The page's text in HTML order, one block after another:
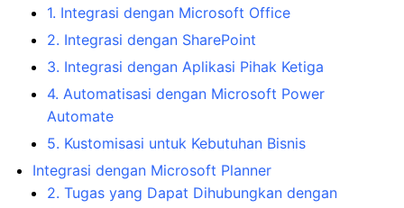
1. Integrasi dengan Microsoft Office
2. Integrasi dengan SharePoint
3. Integrasi dengan Aplikasi Pihak Ketiga
4. Automatisasi dengan Microsoft Power
Automate
5. Kustomisasi untuk Kebutuhan Bisnis
Integrasi dengan Microsoft Planner
2. Tugas yang Dapat Dihubungkan dengan